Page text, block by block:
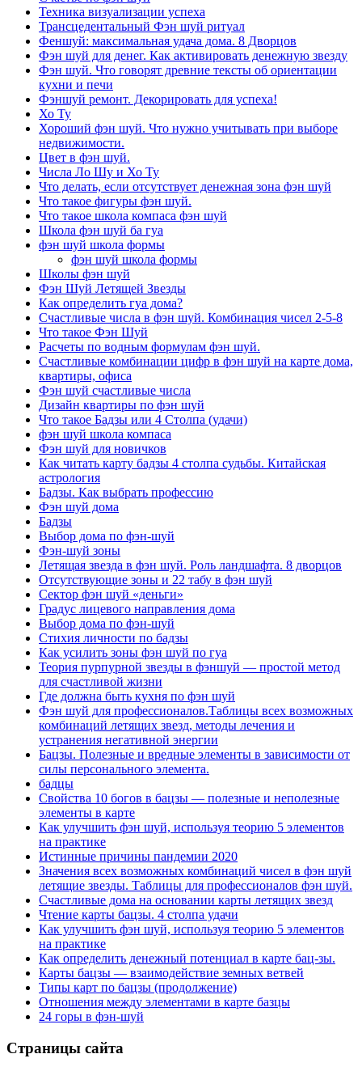
Техника визуализации успеха
Трансцедентальный Фэн шуй ритуал
Феншуй: максимальная удача дома. 8 Дворцов
Фэн шуй для денег. Как активировать денежную звезду
Фэн шуй. Что говорят древние тексты об ориентации
кухни и печи
Фэншуй ремонт. Декорировать для успеха!
Хо Ту
Хороший фэн шуй. Что нужно учитывать при выборе
недвижимости.
Цвет в фэн шуй.
Числа Ло Шу и Хо Ту
Что делать, если отсутствует денежная зона фэн шуй
Что такое фигуры фэн шуй.
Что такое школа компаса фэн шуй
Школа фэн шуй ба гуа
фэн шуй школа формы
фэн шуй школа формы
Школы фэн шуй
Фэн Шуй Летящей Звезды
Как определить гуа дома?
Счастливые числа в фэн шуй. Комбинация чисел 2-5-8
Что такое Фэн Шуй
Расчеты по водным формулам фэн шуй.
Счастливые комбинации цифр в фэн шуй на карте дома,
квартиры, офиса
Фэн шуй счастливые числа
Дизайн квартиры по фэн шуй
Что такое Бадзы или 4 Столпа (удачи)
фэн шуй школа компаса
Фэн шуй для новичков
Как читать карту бадзы 4 столпа судьбы. Китайская
астрология
Бадзы. Как выбрать профессию
Фэн шуй дома
Бадзы
Выбор дома по фэн-шуй
Фэн-шуй зоны
Летящая звезда в фэн шуй. Роль ландшафта. 8 дворцов
Отсутствующие зоны и 22 табу в фэн шуй
Сектор фэн шуй «деньги»
Градус лицевого направления дома
Выбор дома по фэн-шуй
Стихия личности по бадзы
Как усилить зоны фэн шуй по гуа
Теория пурпурной звезды в фэншуй — простой метод
для счастливой жизни
Где должна быть кухня по фэн шуй
Фэн шуй для профессионалов.Таблицы всех возможных
комбинаций летящих звезд, методы лечения и
устранения негативной энергии
Бацзы. Полезные и вредные элементы в зависимости от
силы персонального элемента.
бадцы
Свойства 10 богов в бацзы — полезные и неполезные
элементы в карте
Как улучшить фэн шуй, используя теорию 5 элементов
на практике
Истинные причины пандемии 2020
Значения всех возможных комбинаций чисел в фэн шуй
летящие звезды. Таблицы для профессионалов фэн шуй.
Счастливые дома на основании карты летящих звезд
Чтение карты бацзы. 4 столпа удачи
Как улучшить фэн шуй, используя теорию 5 элементов
на практике
Как определить денежный потенциал в карте бац-зы.
Карты бацзы — взаимодействие земных ветвей
Типы карт по бацзы (продолжение)
Отношения между элементами в карте базцы
24 горы в фэн-шуй
Страницы сайта